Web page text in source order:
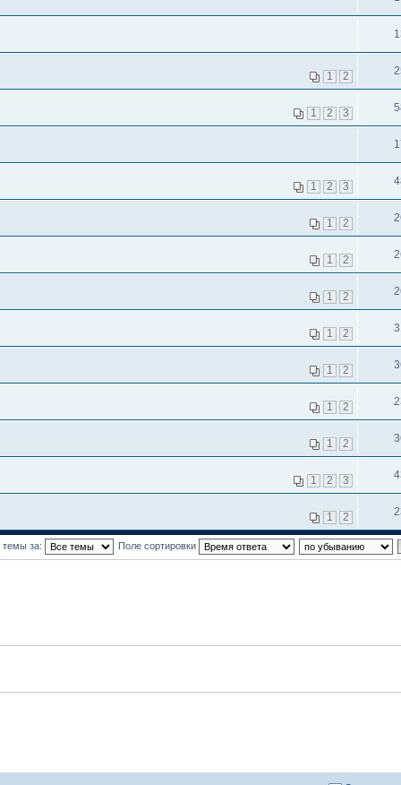
1 2
1 2 3
1 2 3
1 2
1 2
1 2
1 2
1 2
1 2
1 2
1 2 3
1 2
темы за: Поле сортировки